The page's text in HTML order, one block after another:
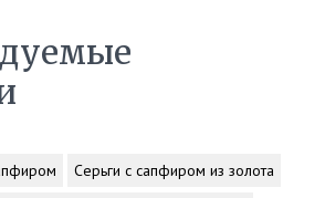
Серьги с сапфиром из золота